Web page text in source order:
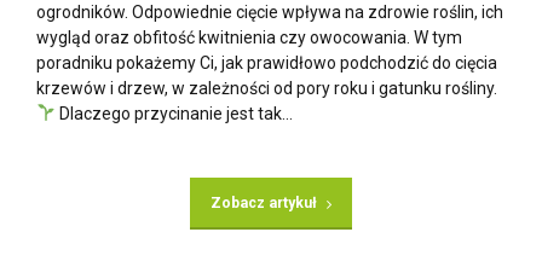
ogrodników. Odpowiednie cięcie wpływa na zdrowie roślin, ich
wygląd oraz obfitość kwitnienia czy owocowania. W tym
poradniku pokażemy Ci, jak prawidłowo podchodzić do cięcia
krzewów i drzew, w zależności od pory roku i gatunku rośliny.
Dlaczego przycinanie jest tak...
Zobacz artykuł